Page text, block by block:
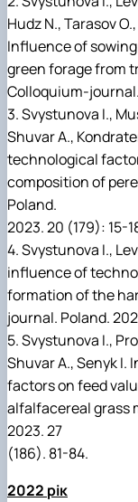
Hudz N., Tarasov
Influence of
green forage from
Colloquium-
3. Svystunova I.,
Shuvar A.,
technological
composition of
Poland.
2023. 20 (179): 15-
4. Svystunova I.,
influence of
formation of the
journal. Poland.
5. Svystunova I.,
Shuvar A., Senyk
factors on feed
alfalfacereal grass
2023. 27
(186). 81-84.
2022 рік